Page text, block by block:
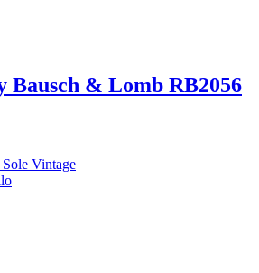
Bausch & Lomb RB2056
Vintage